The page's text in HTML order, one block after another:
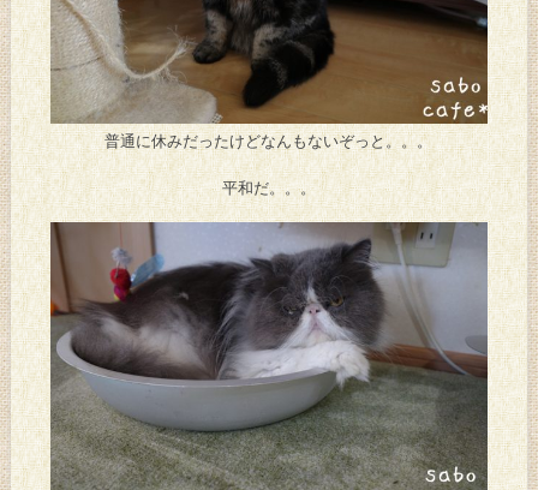
普通に休みだったけどなんもないぞっと。。。
平和だ。。。